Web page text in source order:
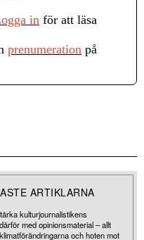
in för att läsa
prenumeration på
ARTIKLARNA
kulturjournalistikens
med opinionsmaterial – allt
och hoten mot